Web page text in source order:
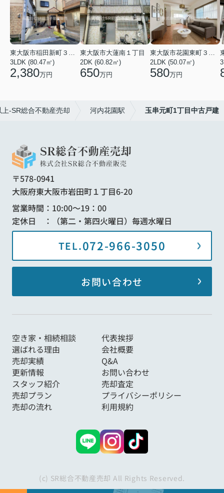
3LDK (80.47㎡)
2,380万円
東大阪市大蓮南１丁目
2DK (60.82㎡)
650万円
2LDK (50.07㎡)
580万円
-SR総合不動産売却 河内花園駅 玉串元町1丁目中古戸建
〒578-0941
大阪府東大阪市岩田町１丁目6-20
営業時間：10:00～19：00
定休日 ：（第二・第四火曜日）毎週水曜日
TEL.072-966-3050
お問い合わせ
空き家・相続相談
代表挨拶
選ばれる理由
会社概要
売却実績
Q&A
更新情報
お問い合わせ
スタッフ紹介
売却査定
売却プラン
プライバシーポリシー
売却の流れ
利用規約
(c) SR総合不動産売却 All Rights Reserved.